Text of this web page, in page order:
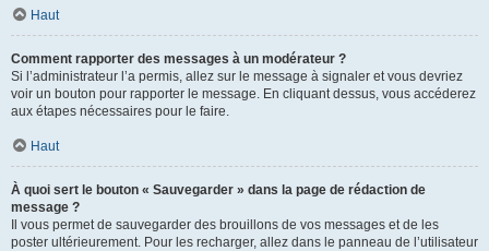
Haut
Comment rapporter des messages à un modérateur ?
Si l’administrateur l’a permis, allez sur le message à signaler et vous devriez
voir un bouton pour rapporter le message. En cliquant dessus, vous accéderez
aux étapes nécessaires pour le faire.
Haut
À quoi sert le bouton « Sauvegarder » dans la page de rédaction de
message ?
Il vous permet de sauvegarder des brouillons de vos messages et de les
poster ultérieurement. Pour les recharger, allez dans le panneau de l’utilisateur